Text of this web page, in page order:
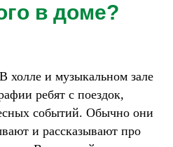
в доме?
и музыкальном зале
ребят с поездок,
событий. Обычно они
и рассказывают про